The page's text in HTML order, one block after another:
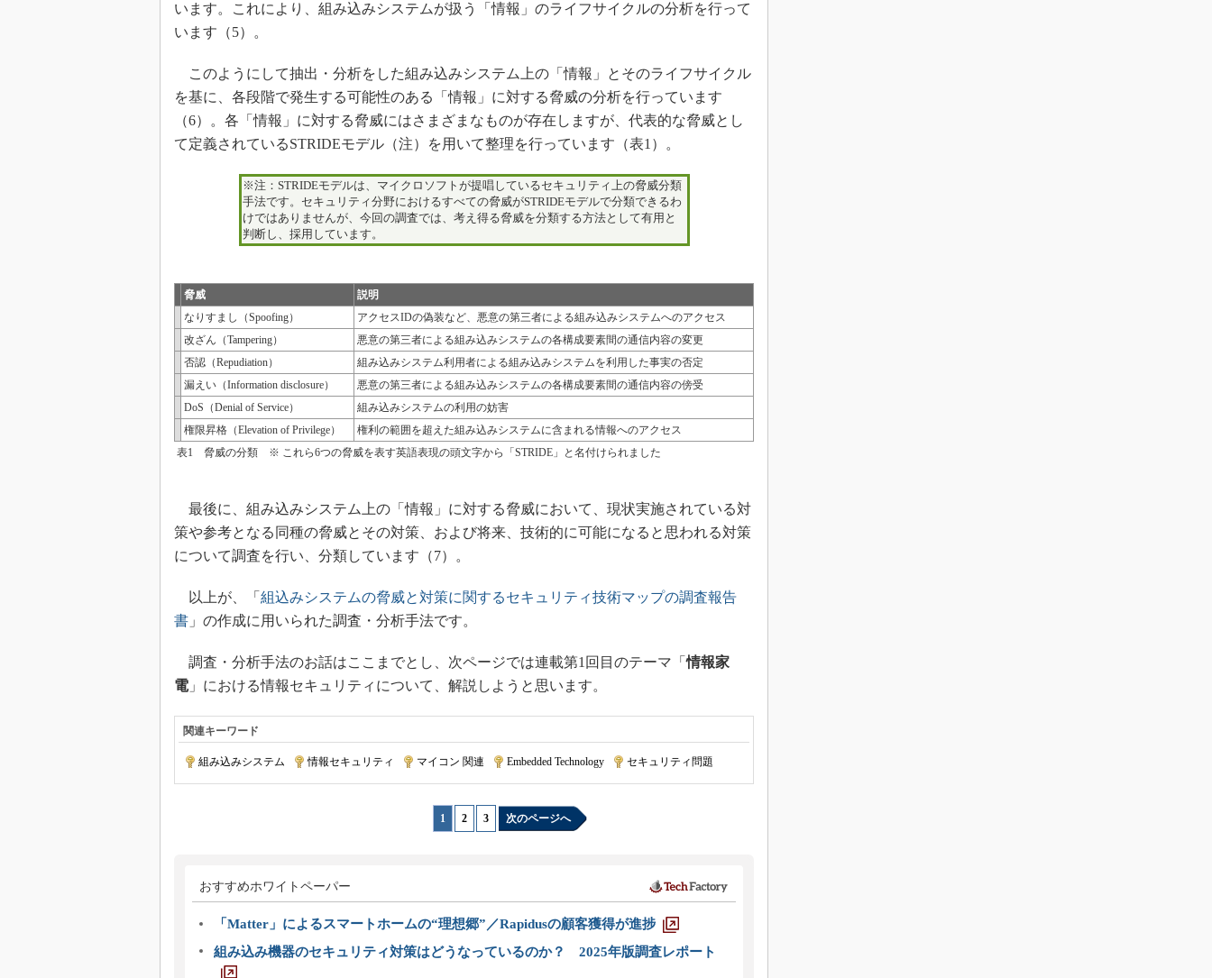
います。これにより、組み込みシステムが扱う「情報」のライフサイクルの分析を行って
います（5）。
このようにして抽出・分析をした組み込みシステム上の「情報」とそのライフサイクル
を基に、各段階で発生する可能性のある「情報」に対する脅威の分析を行っています
（6）。各「情報」に対する脅威にはさまざまなものが存在しますが、代表的な脅威とし
て定義されているSTRIDEモデル（注）を用いて整理を行っています（表1）。
※注：STRIDEモデルは、マイクロソフトが提唱しているセキュリティ上の脅威分類
手法です。セキュリティ分野におけるすべての脅威がSTRIDEモデルで分類できるわ
けではありませんが、今回の調査では、考え得る脅威を分類する方法として有用と
判断し、採用しています。
脅威
説明
なりすまし（Spoofing）
アクセスIDの偽装など、悪意の第三者による組み込みシステムへのアクセス
改ざん（Tampering）
悪意の第三者による組み込みシステムの各構成要素間の通信内容の変更
否認（Repudiation）
組み込みシステム利用者による組み込みシステムを利用した事実の否定
漏えい（Information disclosure）
悪意の第三者による組み込みシステムの各構成要素間の通信内容の傍受
DoS（Denial of Service）
組み込みシステムの利用の妨害
権限昇格（Elevation of Privilege）
権利の範囲を超えた組み込みシステムに含まれる情報へのアクセス
表1 脅威の分類 ※ これら6つの脅威を表す英語表現の頭文字から「STRIDE」と名付けられました
最後に、組み込みシステム上の「情報」に対する脅威において、現状実施されている対
策や参考となる同種の脅威とその対策、および将来、技術的に可能になると思われる対策
について調査を行い、分類しています（7）。
以上が、「 組込みシステムの脅威と対策に関するセキュリティ技術マップの調査報告
書 」の作成に用いられた調査・分析手法です。
調査・分析手法のお話はここまでとし、次ページでは連載第1回目のテーマ「情報家
電」における情報セキュリティについて、解説しようと思います。
関連キーワード
組み込みシステム 情報セキュリティ マイコン 関連 Embedded Technology セキュリティ問題
1 2 3 次のページへ
おすすめホワイトペーパー
「Matter」によるスマートホームの“理想郷”／Rapidusの顧客獲得が進捗
組み込み機器のセキュリティ対策はどうなっているのか？ 2025年版調査レポート